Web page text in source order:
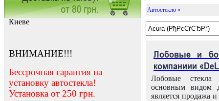
Заказать установку автостекла в
Киеве
ВНИМАНИЕ!!!
Бессрочная гарантия на
установку автостекла!
Установка от 250 грн.
Автостекло »
Лобовые и
компаниии
Лобовые
основным видом
является продажа и